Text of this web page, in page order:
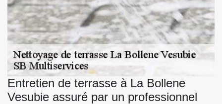
Entretien de terrasse à La Bollene
Vesubie assuré par un professionnel